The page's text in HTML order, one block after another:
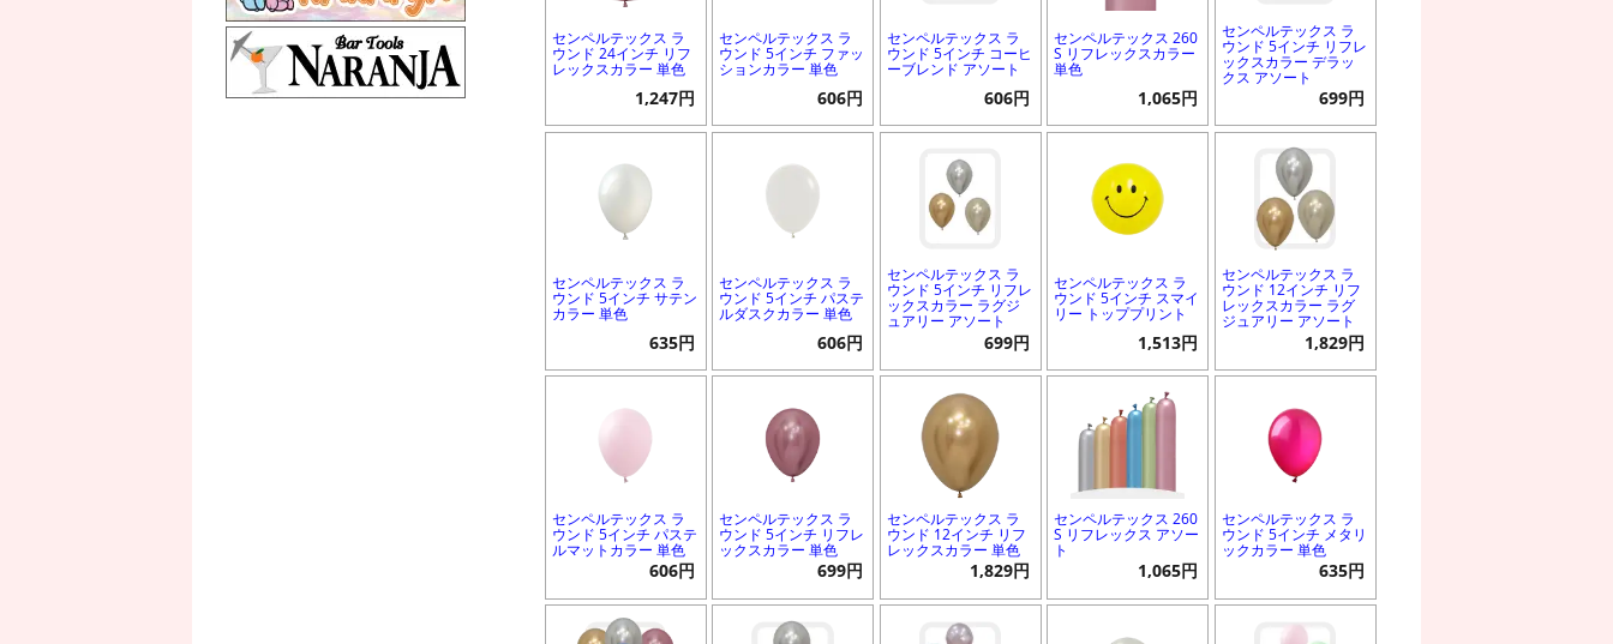
センペルテックス ラ
ウンド 24インチ リフ
レックスカラー 単色
1,247円
センペルテックス ラ
ウンド 5インチ ファッ
ションカラー 単色
606円
センペルテックス ラ
ウンド 5インチ コーヒ
ーブレンド アソート
606円
センペルテックス 260
S リフレックスカラー
単色
1,065円
センペルテックス ラ
ウンド 5インチ リフレ
ックスカラー デラッ
クス アソート
699円
センペルテックス ラ
ウンド 5インチ サテン
カラー 単色
635円
センペルテックス ラ
ウンド 5インチ パステ
ルダスクカラー 単色
606円
センペルテックス ラ
ウンド 5インチ リフレ
ックスカラー ラグジ
ュアリー アソート
699円
センペルテックス ラ
ウンド 5インチ スマイ
リー トッププリント
1,513円
センペルテックス ラ
ウンド 12インチ リフ
レックスカラー ラグ
ジュアリー アソート
1,829円
センペルテックス ラ
ウンド 5インチ パステ
ルマットカラー 単色
606円
センペルテックス ラ
ウンド 5インチ リフレ
ックスカラー 単色
699円
センペルテックス ラ
ウンド 12インチ リフ
レックスカラー 単色
1,829円
センペルテックス 260
S リフレックス アソー
ト
1,065円
センペルテックス ラ
ウンド 5インチ メタリ
ックカラー 単色
635円